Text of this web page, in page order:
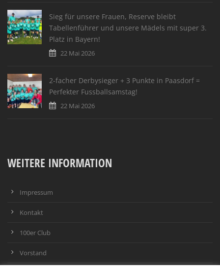
Sieg für unsere Frauen, Reserve bleibt
Tabellenführer und unsere Mädels mit super 3.
Platz in Bayern!
22 Mai 2026
2-facher Derbysieger + 3 Punkte in Paasdorf =
Perfekter Fussballsamstag!
22 Mai 2026
WEITERE INFORMATION
Impressum
Kontakt
100er Club
Vorstand